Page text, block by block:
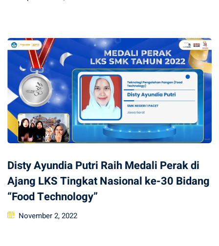
Disty Ayundia Putri Raih Medali Perak di
Ajang LKS Tingkat Nasional ke-30 Bidang
“Food Technology”
Posted
November 2, 2022